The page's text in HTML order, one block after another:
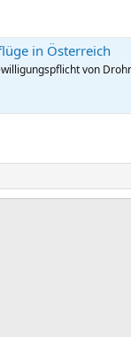
in Österreich
von